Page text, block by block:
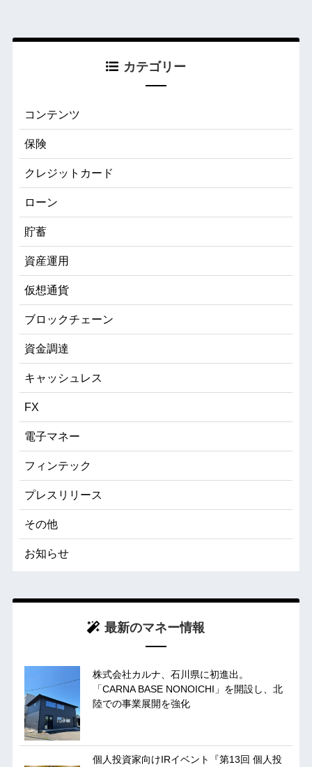
カテゴリー
コンテンツ
保険
クレジットカード
ローン
貯蓄
資産運用
仮想通貨
ブロックチェーン
資金調達
キャッシュレス
FX
電子マネー
フィンテック
プレスリリース
その他
お知らせ
最新のマネー情報
株式会社カルナ、石川県に初進出。
「CARNA BASE NONOICHI」を開設し、北
陸での事業展開を強化
個人投資家向けIRイベント『第13回 個人投